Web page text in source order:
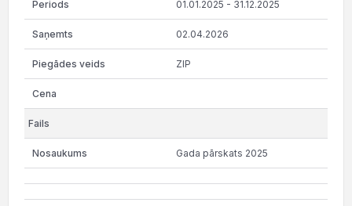
01.01.2025 - 31.12.2025
02.04.2026
ZIP
Gada pārskats 2025